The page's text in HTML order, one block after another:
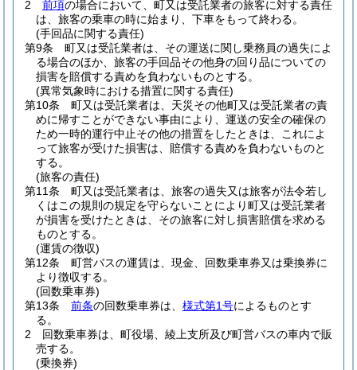
2
前項の場合において、町又は受託業者の旅客に対する責任
は、旅客の乗車の時に始まり、下車をもって終わる。
(手回品に関する責任)
第9条
町又は受託業者は、その運送に関し乗務員の過失によ
る場合のほか、旅客の手回品その他身の回り品についての
損害を賠償する責めを負わないものとする。
(異常気象時における措置に関する責任)
第10条
町又は受託業者は、天災その他町又は受託業者の責
めに帰すことができない事由により、運送の安全の確保の
ため一時的運行中止その他の措置をしたときは、これによ
って旅客が受けた損害は、賠償する責めを負わないものと
する。
(旅客の責任)
第11条
町又は受託業者は、旅客の過失又は旅客が法令若し
くはこの規則の規定を守らないことにより町又は受託業者
が損害を受けたときは、その旅客に対し損害賠償を求める
ものとする。
(運賃の徴収)
第12条
町営バスの運賃は、現金、回数乗車券又は乗換券に
より徴収する。
(回数乗車券)
第13条
前条の回数乗車券は、 様式第1号によるものとす
る。
2
回数乗車券は、町役場、綾上支所及び町営バスの車内で販
売する。
(乗換券)